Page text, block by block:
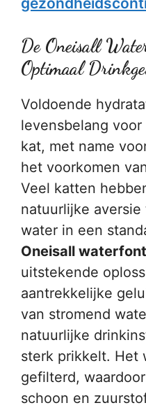
De Oneisall
Optimaal
Voldoende
levensbelang
kat, met name
het voorkomen
Veel katten
natuurlijke
water in een
Oneisall
uitstekende
aantrekkelijke
van stromend
natuurlijke
sterk prikkelt. Het
gefilterd,
schoon en